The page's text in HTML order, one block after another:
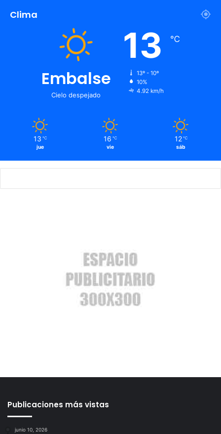
Clima
Embalse
Cielo despejado
13 ℃
13º - 10º
10%
4.92 km/h
13 ℃
jue
16 ℃
vie
12 ℃
sáb
Publicaciones más vistas
junio 10, 2026